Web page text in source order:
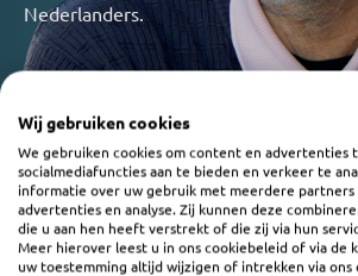
Nederlanders.
Wij gebruiken cookies
We gebruiken cookies om content en advertenties
socialmediafuncties aan te bieden en verkeer te
informatie over uw gebruik met meerdere partners
advertenties en analyse. Zij kunnen deze
die u aan hen heeft verstrekt of die zij via hun
Meer hierover leest u in ons cookiebeleid of via de
uw toestemming altijd wijzigen of intrekken via ons